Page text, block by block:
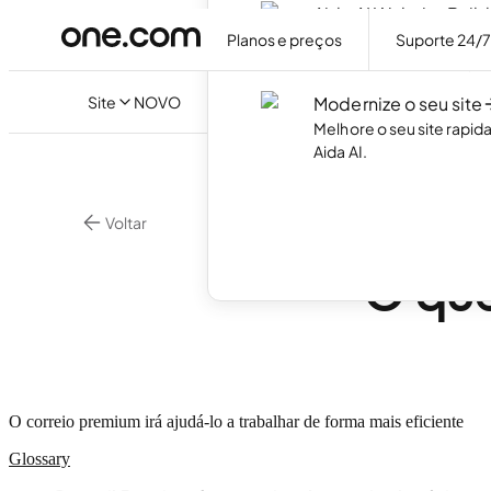
Planos e preços Suporte 24/7
Site NOVO
Aida AI Website
Crie o seu próprio
Modernize o seu site
Melhore o seu site
Aida AI.
Voltar
O
O correio premium irá ajudá-lo a trabalhar de forma mais eficiente
Glossary